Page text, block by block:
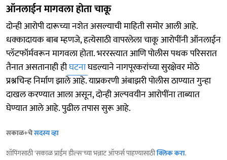
ऑनलाईन मागवला होता चाकू
दोन्ही आरोपी दारूच्या नशेत असल्याची माहिती समोर आली आहे.
धक्कादायक बाब म्हणजे, हत्येसाठी वापरलेला चाकू आरोपींनी ऑनलाईन
प्लॅटफॉर्मवरून मागवला होता. भररस्त्यात आणि पोलीस पथक परिसरात
तैनात असतानाही हीघटनाघडल्याने नागपूरकरांच्या सुरक्षेवर मोठे
प्रश्नचिन्ह निर्माण झाले आहे. याप्रकरणी अंबाझरी पोलीस ठाण्यात गुन्हा
दाखल करण्यात आला असून, दोन्ही अल्पवयीन आरोपींना ताब्यात
घेण्यात आले आहे. पुढील तपास सुरू आहे.
सकाळ+चेसदस्य व्हा
शॉपिंगसाठी 'सकाळ प्राईम डील्स'च्या भन्नाट ऑफर्स पाहण्यासाठीक्लिक करा.